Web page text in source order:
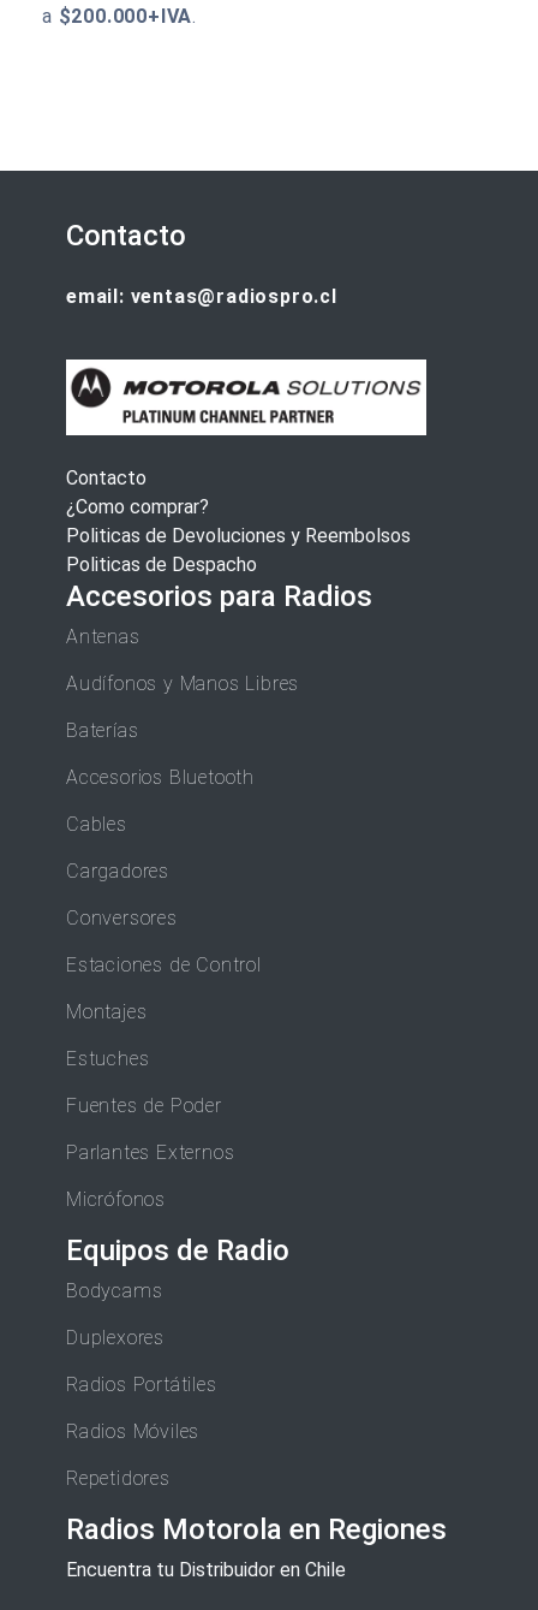
a $200.000+IVA.
Contacto
email: ventas@radiospro.cl
Contacto
¿Como comprar?
Politicas de Devoluciones y Reembolsos
Politicas de Despacho
Accesorios para Radios
Antenas
Audífonos y Manos Libres
Baterías
Accesorios Bluetooth
Cables
Cargadores
Conversores
Estaciones de Control
Montajes
Estuches
Fuentes de Poder
Parlantes Externos
Micrófonos
Equipos de Radio
Bodycams
Duplexores
Radios Portátiles
Radios Móviles
Repetidores
Radios Motorola en Regiones
Encuentra tu Distribuidor en Chile